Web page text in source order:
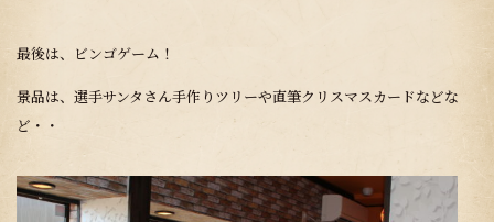
最後は、ビンゴゲーム！
景品は、選手サンタさん手作りツリーや直筆クリスマスカードなどな
ど・・